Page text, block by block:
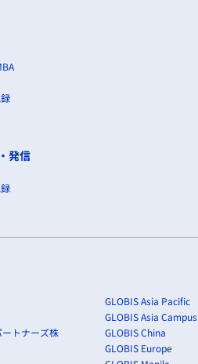
発信
トナーズ株
GLOBIS Asia Pacific
GLOBIS Asia Campus
GLOBIS China
GLOBIS Europe